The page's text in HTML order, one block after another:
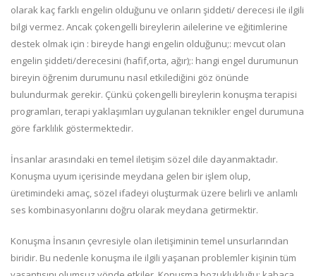
olarak kaç farklı engelin olduğunu ve onların şiddeti/ derecesi ile ilgili
bilgi vermez. Ancak çokengelli bireylerin ailelerine ve eğitimlerine
destek olmak için : bireyde hangi engelin olduğunu;: mevcut olan
engelin şiddeti/derecesini (hafif,orta, ağır);: hangi engel durumunun
bireyin öğrenim durumunu nasıl etkilediğini göz önünde
bulundurmak gerekir. Çünkü çokengelli bireylerin konuşma terapisi
programları, terapi yaklaşımları uygulanan teknikler engel durumuna
göre farklılık göstermektedir.
İnsanlar arasındaki en temel iletişim sözel dile dayanmaktadır.
Konuşma uyum içerisinde meydana gelen bir işlem olup,
üretimindeki amaç, sözel ifadeyi oluşturmak üzere belirli ve anlamlı
ses kombinasyonlarını doğru olarak meydana getirmektir.
Konuşma İnsanın çevresiyle olan iletişiminin temel unsurlarından
biridir. Bu nedenle konuşma ile ilgili yaşanan problemler kişinin tüm